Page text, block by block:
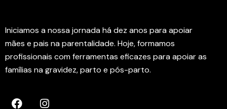
Iniciamos a nossa jornada há dez anos para apoiar
mães e pais na parentalidade. Hoje, formamos
profissionais com ferramentas eficazes para apoiar as
famílias na gravidez, parto e pós-parto.